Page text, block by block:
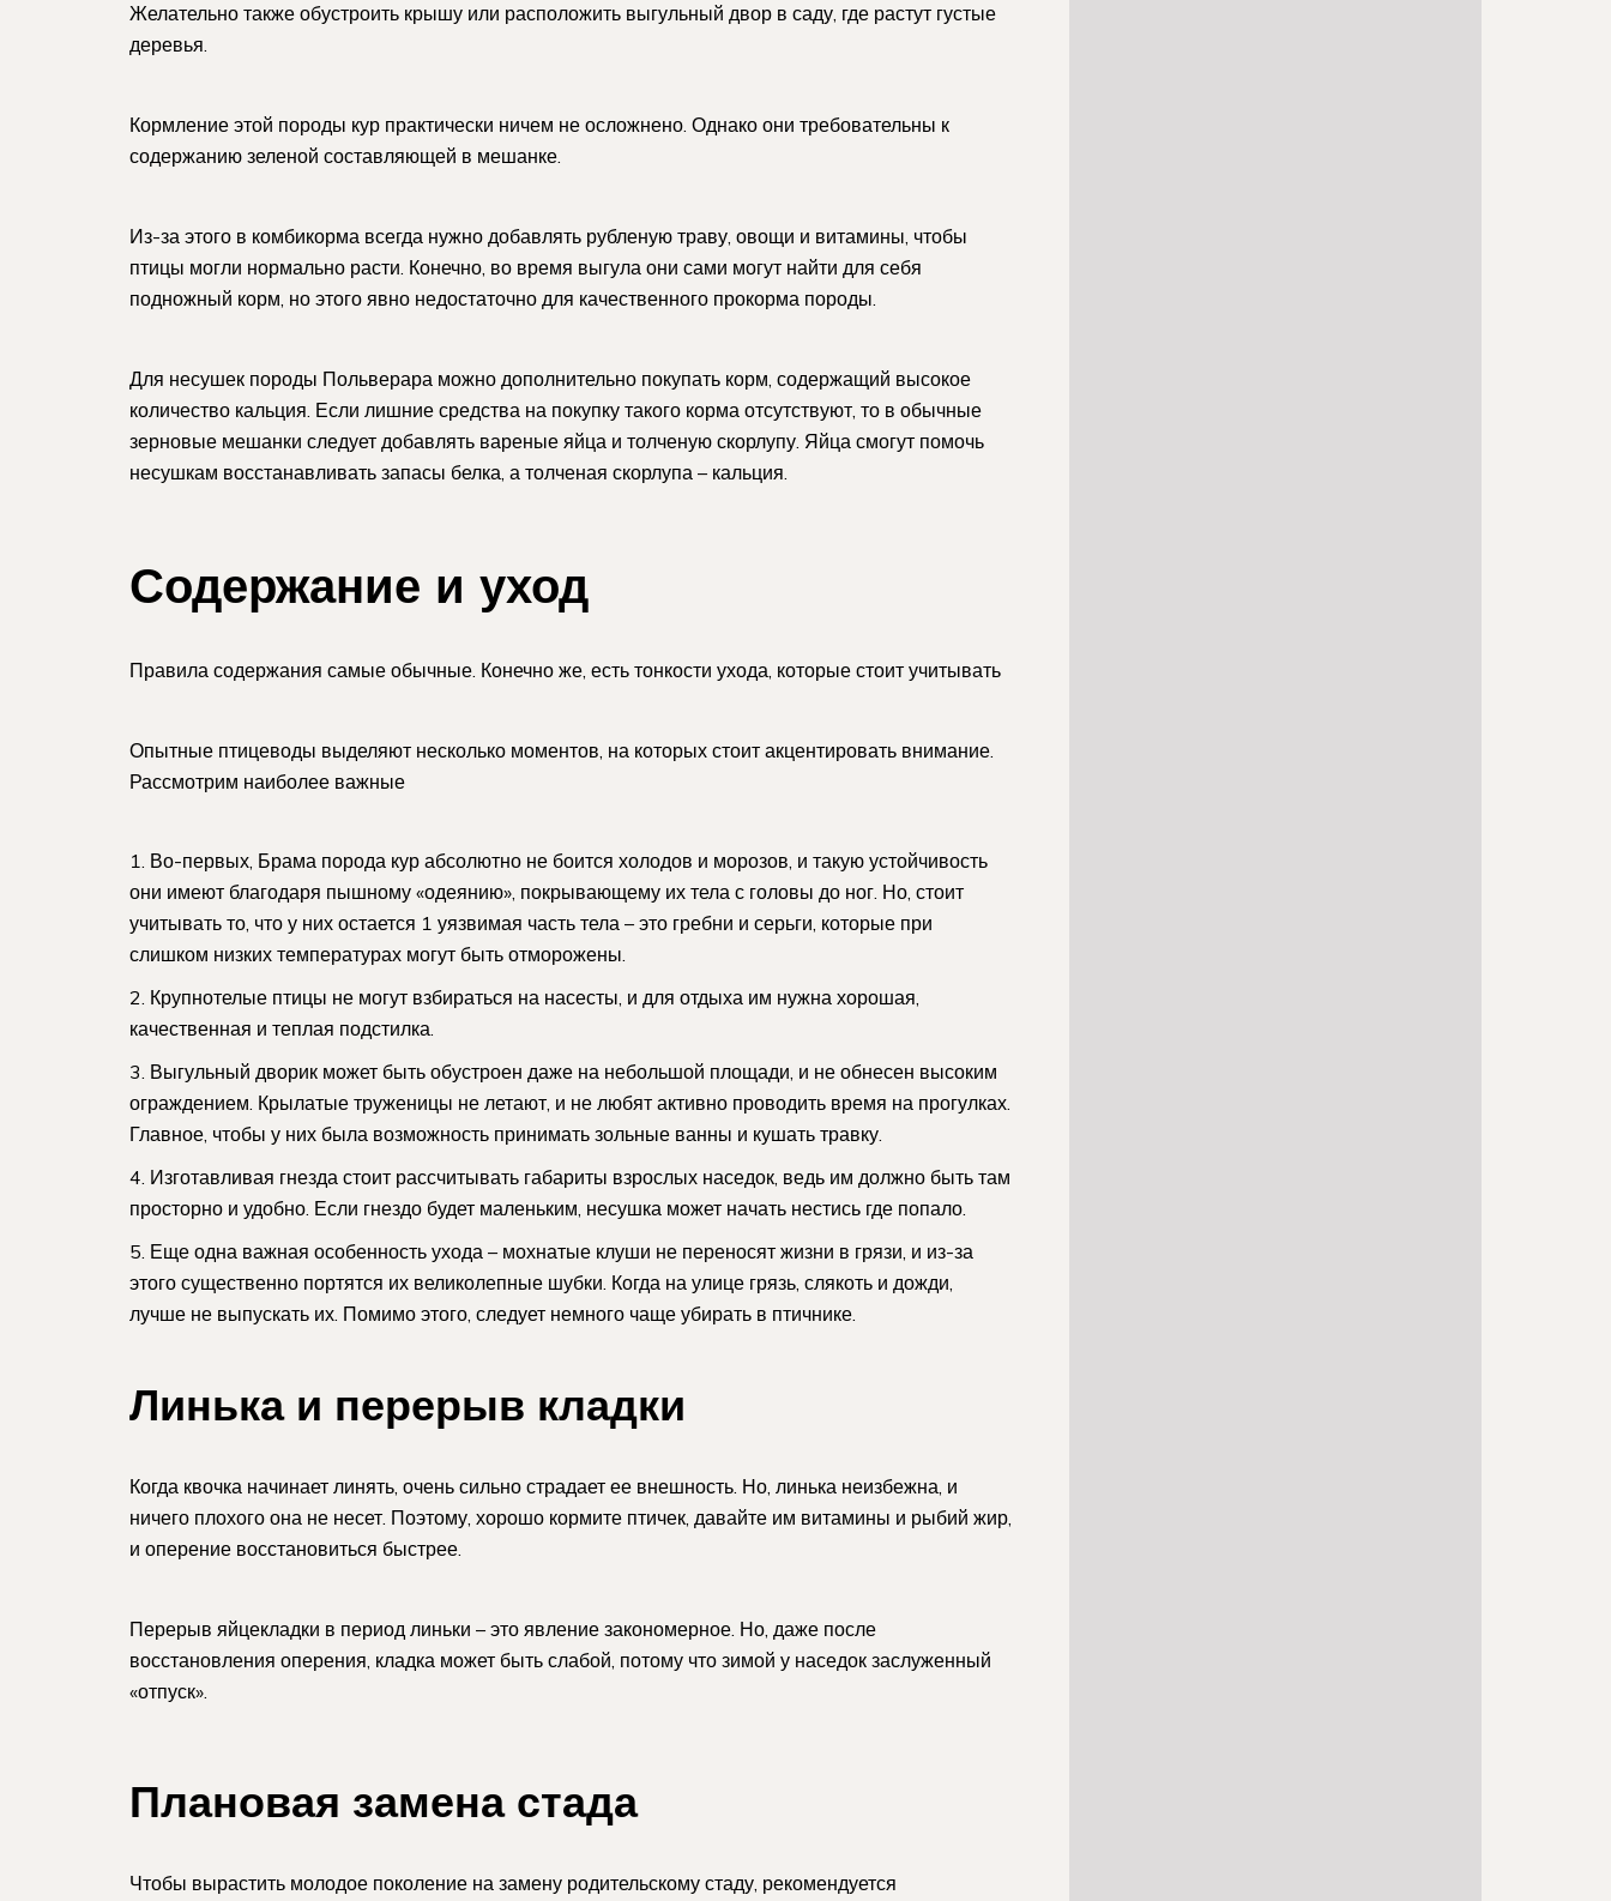
Желательно также обустроить крышу или расположить выгульный двор в саду, где растут густые
деревья.
Кормление этой породы кур практически ничем не осложнено. Однако они требовательны к
содержанию зеленой составляющей в мешанке.
Из-за этого в комбикорма всегда нужно добавлять рубленую траву, овощи и витамины, чтобы
птицы могли нормально расти. Конечно, во время выгула они сами могут найти для себя
подножный корм, но этого явно недостаточно для качественного прокорма породы.
Для несушек породы Польверара можно дополнительно покупать корм, содержащий высокое
количество кальция. Если лишние средства на покупку такого корма отсутствуют, то в обычные
зерновые мешанки следует добавлять вареные яйца и толченую скорлупу. Яйца смогут помочь
несушкам восстанавливать запасы белка, а толченая скорлупа – кальция.
Содержание и уход
Правила содержания самые обычные. Конечно же, есть тонкости ухода, которые стоит учитывать
Опытные птицеводы выделяют несколько моментов, на которых стоит акцентировать внимание.
Рассмотрим наиболее важные
Во-первых, Брама порода кур абсолютно не боится холодов и морозов, и такую устойчивость
они имеют благодаря пышному «одеянию», покрывающему их тела с головы до ног. Но, стоит
учитывать то, что у них остается 1 уязвимая часть тела – это гребни и серьги, которые при
слишком низких температурах могут быть отморожены.
Крупнотелые птицы не могут взбираться на насесты, и для отдыха им нужна хорошая,
качественная и теплая подстилка.
Выгульный дворик может быть обустроен даже на небольшой площади, и не обнесен высоким
ограждением. Крылатые труженицы не летают, и не любят активно проводить время на прогулках.
Главное, чтобы у них была возможность принимать зольные ванны и кушать травку.
Изготавливая гнезда стоит рассчитывать габариты взрослых наседок, ведь им должно быть там
просторно и удобно. Если гнездо будет маленьким, несушка может начать нестись где попало.
Еще одна важная особенность ухода – мохнатые клуши не переносят жизни в грязи, и из-за
этого существенно портятся их великолепные шубки. Когда на улице грязь, слякоть и дожди,
лучше не выпускать их. Помимо этого, следует немного чаще убирать в птичнике.
Линька и перерыв кладки
Когда квочка начинает линять, очень сильно страдает ее внешность. Но, линька неизбежна, и
ничего плохого она не несет. Поэтому, хорошо кормите птичек, давайте им витамины и рыбий жир,
и оперение восстановиться быстрее.
Перерыв яйцекладки в период линьки – это явление закономерное. Но, даже после
восстановления оперения, кладка может быть слабой, потому что зимой у наседок заслуженный
«отпуск».
Плановая замена стада
Чтобы вырастить молодое поколение на замену родительскому стаду, рекомендуется